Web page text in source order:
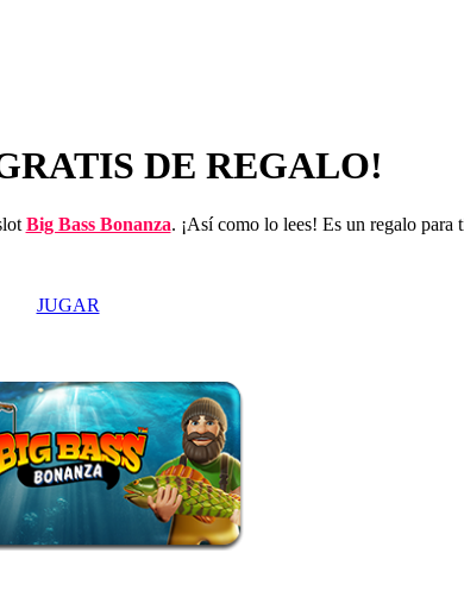
DE REGALO!
Big Bass Bonanza. ¡Así como lo lees! Es un regalo para
JUGAR